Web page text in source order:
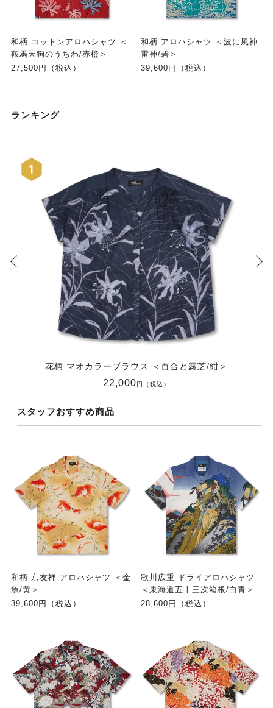
和柄 コットンアロハシャツ ＜
鞍馬天狗のうちわ/赤橙＞
27,500円（税込）
和柄 アロハシャツ ＜波に風神
雷神/碧＞
39,600円（税込）
ランキング
花柄 マオカラーブラウス ＜百合と露芝/紺＞
22,000円（税込）
スタッフおすすめ商品
和柄 京友禅 アロハシャツ ＜金
魚/黄＞
39,600円（税込）
歌川広重 ドライアロハシャツ
＜東海道五十三次箱根/白青＞
28,600円（税込）